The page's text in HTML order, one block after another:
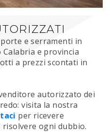
e serramenti in
e provincia
a prezzi scontati in
autorizzato dei
visita la nostra
per ricevere
ogni dubbio.